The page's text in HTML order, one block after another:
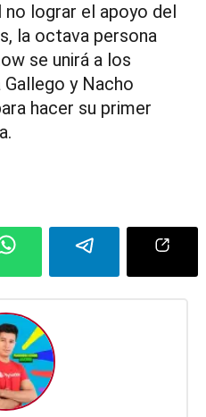
lograr el apoyo del
la octava persona
se unirá a los
y Nacho
hacer su primer